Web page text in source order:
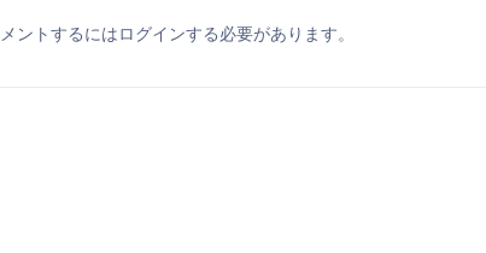
ントするにはログインする必要があります。